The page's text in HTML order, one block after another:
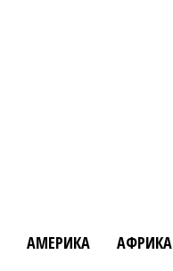
АМЕРИКА АФРИКА